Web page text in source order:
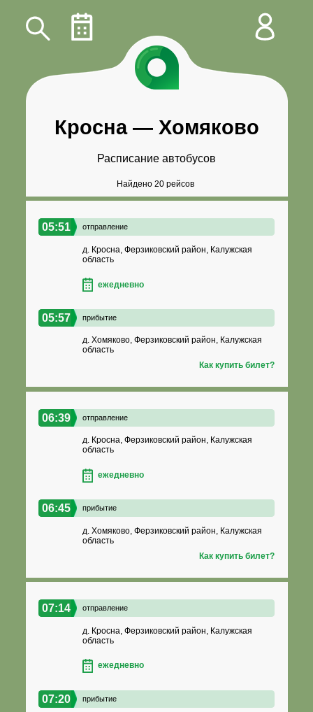
Кросна— Хомяково
Расписание автобусов
Найдено 20 рейсов
05:51 отправление
д. Кросна, Ферзиковский район, Калужская
область
ежедневно
05:57 прибытие
д. Хомяково, Ферзиковский район, Калужская
область
Как купить билет?
06:39 отправление
д. Кросна, Ферзиковский район, Калужская
область
ежедневно
06:45 прибытие
д. Хомяково, Ферзиковский район, Калужская
область
Как купить билет?
07:14 отправление
д. Кросна, Ферзиковский район, Калужская
область
ежедневно
07:20 прибытие